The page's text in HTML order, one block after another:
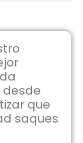
que
saques